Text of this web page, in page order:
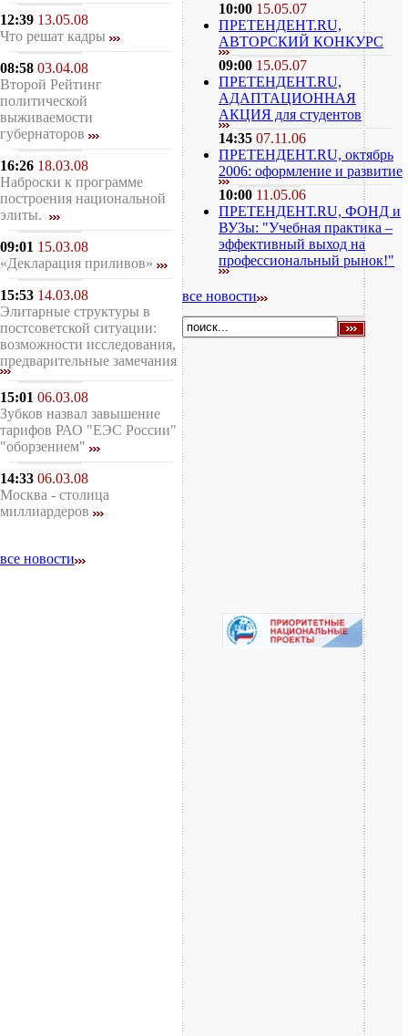
12:39 13.05.08
Что решат кадры
08:58 03.04.08
Второй Рейтинг
политической
выживаемости
губернаторов
16:26 18.03.08
Наброски к программе
построения национальной
элиты.
09:01 15.03.08
«Декларация приливов»
15:53 14.03.08
Элитарные структуры в
постсоветской ситуации:
возможности исследования,
предварительные замечания
15:01 06.03.08
Зубков назвал завышение
тарифов РАО "ЕЭС России"
"оборзением"
14:33 06.03.08
Москва - столица
миллиардеров
все новости
10:00 15.05.07
ПРЕТЕНДЕНТ.RU,
АВТОРСКИЙ КОНКУРС
09:00 15.05.07
ПРЕТЕНДЕНТ.RU,
АДАПТАЦИОННАЯ
АКЦИЯ для студентов
14:35 07.11.06
ПРЕТЕНДЕНТ.RU, октябрь
2006: оформление и развитие
10:00 11.05.06
ПРЕТЕНДЕНТ.RU, ФОНД и
ВУЗы: "Учебная практика –
эффективный выход на
профессиональный рынок!"
все новости